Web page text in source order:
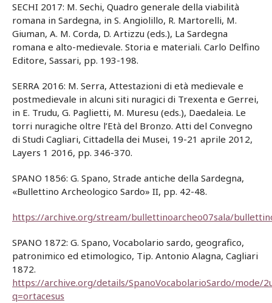
SECHI 2017: M. Sechi, Quadro generale della viabilità
romana in Sardegna, in S. Angiolillo, R. Martorelli, M.
Giuman, A. M. Corda, D. Artizzu (eds.), La Sardegna
romana e alto-medievale. Storia e materiali. Carlo Delfino
Editore, Sassari, pp. 193-198.
SERRA 2016: M. Serra, Attestazioni di età medievale e
postmedievale in alcuni siti nuragici di Trexenta e Gerrei,
in E. Trudu, G. Paglietti, M. Muresu (eds.), Daedaleia. Le
torri nuragiche oltre l’Età del Bronzo. Atti del Convegno
di Studi Cagliari, Cittadella dei Musei, 19-21 aprile 2012,
Layers 1 2016, pp. 346-370.
SPANO 1856: G. Spano, Strade antiche della Sardegna,
«Bullettino Archeologico Sardo» II, pp. 42-48.
https://archive.org/stream/bullettinoarcheo07sala/
SPANO 1872: G. Spano, Vocabolario sardo, geografico,
patronimico ed etimologico, Tip. Antonio Alagna, Cagliari
1872.
https://archive.org/details/SpanoVocabolarioSardo/mode/
q=ortacesus